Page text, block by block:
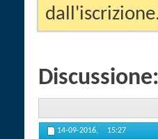
Discussione:
14-09-2016, 15:27